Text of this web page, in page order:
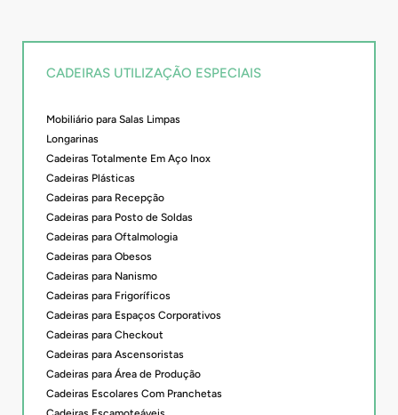
CADEIRAS UTILIZAÇÃO ESPECIAIS
Mobiliário para Salas Limpas
Longarinas
Cadeiras Totalmente Em Aço Inox
Cadeiras Plásticas
Cadeiras para Recepção
Cadeiras para Posto de Soldas
Cadeiras para Oftalmologia
Cadeiras para Obesos
Cadeiras para Nanismo
Cadeiras para Frigoríficos
Cadeiras para Espaços Corporativos
Cadeiras para Checkout
Cadeiras para Ascensoristas
Cadeiras para Área de Produção
Cadeiras Escolares Com Pranchetas